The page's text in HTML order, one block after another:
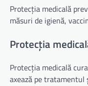
Protecția medicală
măsuri de igienă,
Protecția
Protecția medicală
axează pe tratamentul